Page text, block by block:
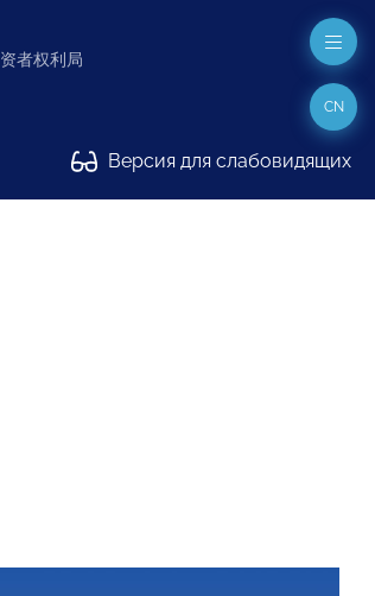
者权利局
Версия для слабовидящих
CN